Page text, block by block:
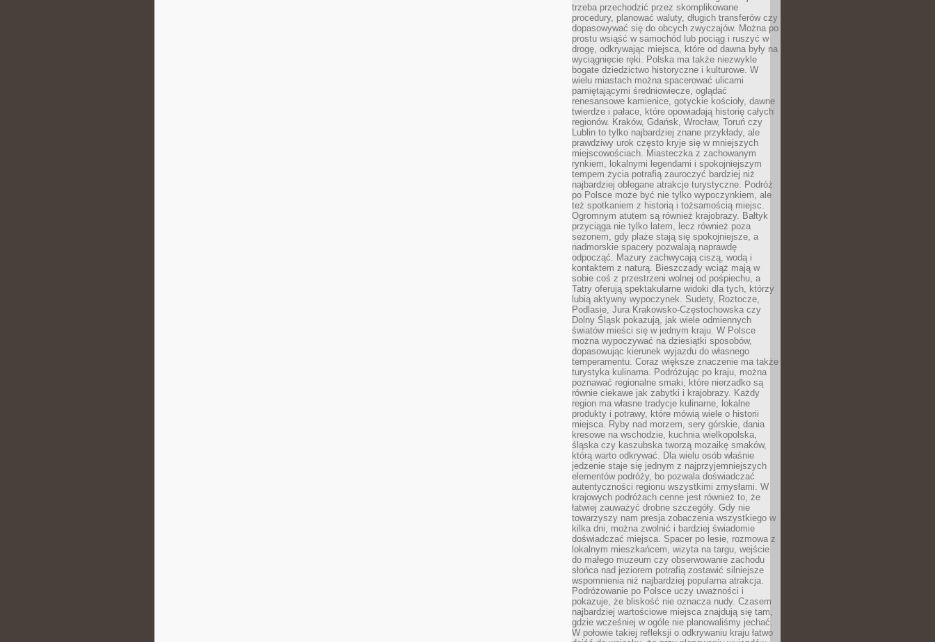
trzeba przechodzić przez skomplikowane
procedury, planować waluty, długich transferów czy
dopasowywać się do obcych zwyczajów. Można po
prostu wsiąść w samochód lub pociąg i ruszyć w
drogę, odkrywając miejsca, które od dawna były na
wyciągnięcie ręki. Polska ma także niezwykle
bogate dziedzictwo historyczne i kulturowe. W
wielu miastach można spacerować ulicami
pamiętającymi średniowiecze, oglądać
renesansowe kamienice, gotyckie kościoły, dawne
twierdze i pałace, które opowiadają historię całych
regionów. Kraków, Gdańsk, Wrocław, Toruń czy
Lublin to tylko najbardziej znane przykłady, ale
prawdziwy urok często kryje się w mniejszych
miejscowościach. Miasteczka z zachowanym
rynkiem, lokalnymi legendami i spokojniejszym
tempem życia potrafią zauroczyć bardziej niż
najbardziej oblegane atrakcje turystyczne. Podróż
po Polsce może być nie tylko wypoczynkiem, ale
też spotkaniem z historią i tożsamością miejsc.
Ogromnym atutem są również krajobrazy. Bałtyk
przyciąga nie tylko latem, lecz również poza
sezonem, gdy plaże stają się spokojniejsze, a
nadmorskie spacery pozwalają naprawdę
odpocząć. Mazury zachwycają ciszą, wodą i
kontaktem z naturą. Bieszczady wciąż mają w
sobie coś z przestrzeni wolnej od pośpiechu, a
Tatry oferują spektakularne widoki dla tych, którzy
lubią aktywny wypoczynek. Sudety, Roztocze,
Podlasie, Jura Krakowsko-Częstochowska czy
Dolny Śląsk pokazują, jak wiele odmiennych
światów mieści się w jednym kraju. W Polsce
można wypoczywać na dziesiątki sposobów,
dopasowując kierunek wyjazdu do własnego
temperamentu. Coraz większe znaczenie ma także
turystyka kulinarna. Podróżując po kraju, można
poznawać regionalne smaki, które nierzadko są
równie ciekawe jak zabytki i krajobrazy. Każdy
region ma własne tradycje kulinarne, lokalne
produkty i potrawy, które mówią wiele o historii
miejsca. Ryby nad morzem, sery górskie, dania
kresowe na wschodzie, kuchnia wielkopolska,
śląska czy kaszubska tworzą mozaikę smaków,
którą warto odkrywać. Dla wielu osób właśnie
jedzenie staje się jednym z najprzyjemniejszych
elementów podróży, bo pozwala doświadczać
autentyczności regionu wszystkimi zmysłami. W
krajowych podróżach cenne jest również to, że
łatwiej zauważyć drobne szczegóły. Gdy nie
towarzyszy nam presja zobaczenia wszystkiego w
kilka dni, można zwolnić i bardziej świadomie
doświadczać miejsca. Spacer po lesie, rozmowa z
lokalnym mieszkańcem, wizyta na targu, wejście
do małego muzeum czy obserwowanie zachodu
słońca nad jeziorem potrafią zostawić silniejsze
wspomnienia niż najbardziej popularna atrakcja.
Podróżowanie po Polsce uczy uważności i
pokazuje, że bliskość nie oznacza nudy. Czasem
najbardziej wartościowe miejsca znajdują się tam,
gdzie wcześniej w ogóle nie planowaliśmy jechać.
W połowie takiej refleksji o odkrywaniu kraju łatwo